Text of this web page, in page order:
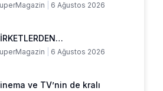
6 Ağustos 2026
6 Ağustos 2026
ve TV’nin de kralı